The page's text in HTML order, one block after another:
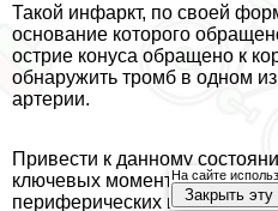
Такой инфаркт, по своей
основание которого
острие конуса обращено к
обнаружить тромб в одном
артерии.
Привести к данному
ключевых моментов. Так, в
периферических вен.
На сайте
Закрыть